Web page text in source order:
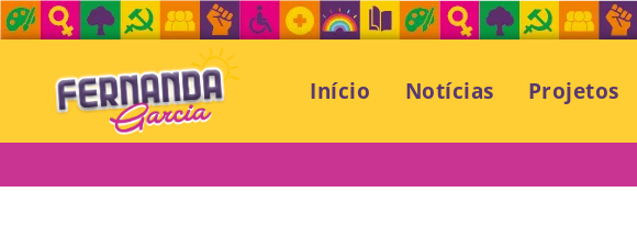
Início Notícias Projetos